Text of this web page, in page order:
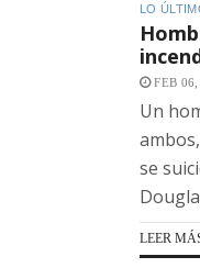
LO
FEB
Un
se
LEER